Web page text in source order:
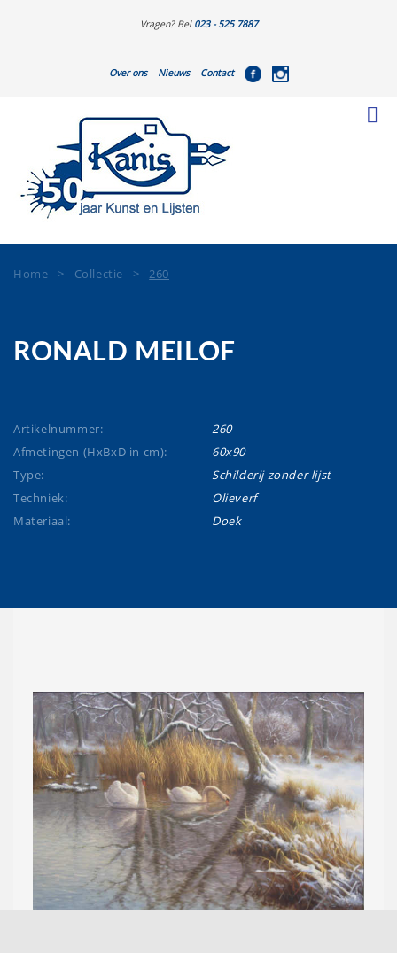
Vragen? Bel 023 - 525 7887
Over ons Nieuws Contact
Home > Collectie >260
RONALD MEILOF
Artikelnummer:
260
Afmetingen (HxBxD in cm):
60x90
Type:
Schilderij zonder lijst
Techniek:
Olieverf
Materiaal:
Doek